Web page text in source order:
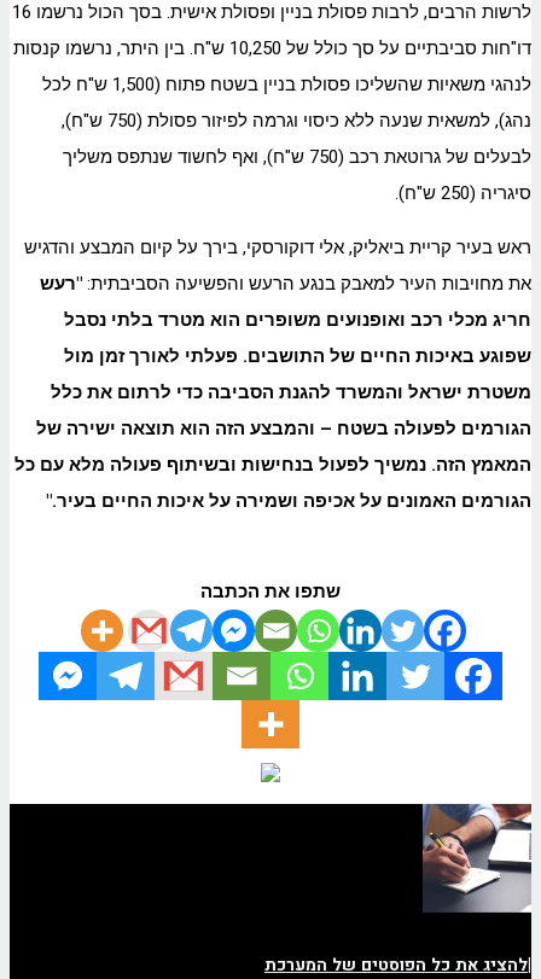
לרשות הרבים, לרבות פסולת בניין ופסולת אישית. בסך הכול נרשמו 16
דו"חות סביבתיים על סך כולל של 10,250 ש"ח. בין היתר, נרשמו קנסות
לנהגי משאיות שהשליכו פסולת בניין בשטח פתוח (1,500 ש"ח לכל
נהג), למשאית שנעה ללא כיסוי וגרמה לפיזור פסולת (750 ש"ח),
לבעלים של גרוטאת רכב (750 ש"ח), ואף לחשוד שנתפס משליך
סיגריה (250 ש"ח).
ראש בעיר קריית ביאליק, אלי דוקורסקי, בירך על קיום המבצע והדגיש
את מחויבות העיר למאבק בנגע הרעש והפשיעה הסביבתית: "רעש
חריג מכלי רכב ואופנועים משופרים הוא מטרד בלתי נסבל
שפוגע באיכות החיים של התושבים. פעלתי לאורך זמן מול
משטרת ישראל והמשרד להגנת הסביבה כדי לרתום את כלל
הגורמים לפעולה בשטח – והמבצע הזה הוא תוצאה ישירה של
המאמץ הזה. נמשיך לפעול בנחישות ובשיתוף פעולה מלא עם כל
הגורמים האמונים על אכיפה ושמירה על איכות החיים בעיר."
שתפו את הכתבה
|להציג את כל הפוסטים של המערכת